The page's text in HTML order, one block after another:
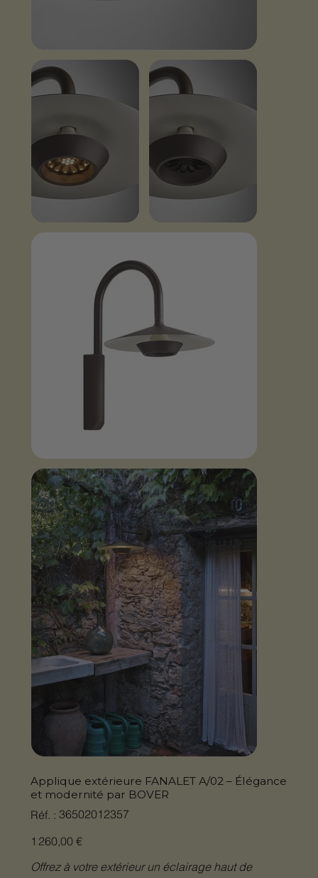
Applique extérieure FANALET A/02 – Élégance
et modernité par BOVER
Réf. : SKU
36502012357
36502012357
Prix
1 260,00 €
Offrez à votre extérieur un éclairage haut de